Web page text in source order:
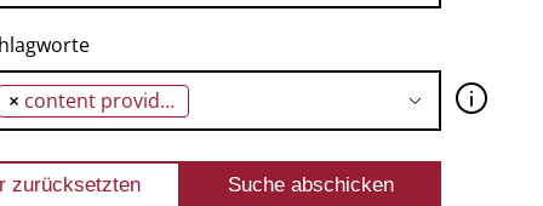
× content provider 🛈